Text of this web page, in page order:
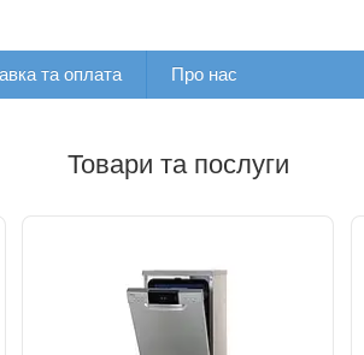
та оплата Про нас
Товари та послуги